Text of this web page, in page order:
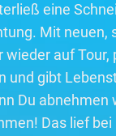
eine
Mit neuen,
wieder auf Tour,
und gibt
Du abnehmen
Das lief bei